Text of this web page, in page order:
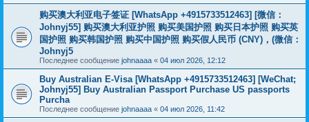
购买澳大利亚电子签证 [WhatsApp +4915733512463] [微信：
Johnyj55] 购买澳大利亚护照 购买美国护照 购买日本护照 购买英
国护照 购买韩国护照 购买中国护照 购买假人民币 (CNY)，(微信：
Johnyj5
Последнее сообщение johnaaaa « 04 июл 2026, 12:12
Buy Australian E-Visa [WhatsApp +4915733512463] [WeChat;
Johnyj55] Buy Australian Passport Purchase US passports
Purcha
Последнее сообщение johnaaaa « 04 июл 2026, 11:42